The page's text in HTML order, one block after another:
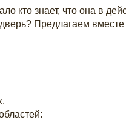
знает, что она в
Предлагаем